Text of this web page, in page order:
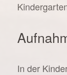
In der